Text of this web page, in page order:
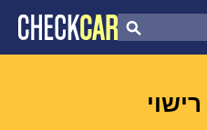
צ'ק קאר
דוח בדיקת רכב